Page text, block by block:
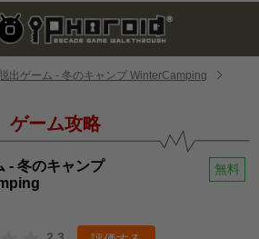
Mute
脱出ゲーム - 冬のキャンプ WinterCamping
ゲーム攻略
- 冬のキャンプ
無料